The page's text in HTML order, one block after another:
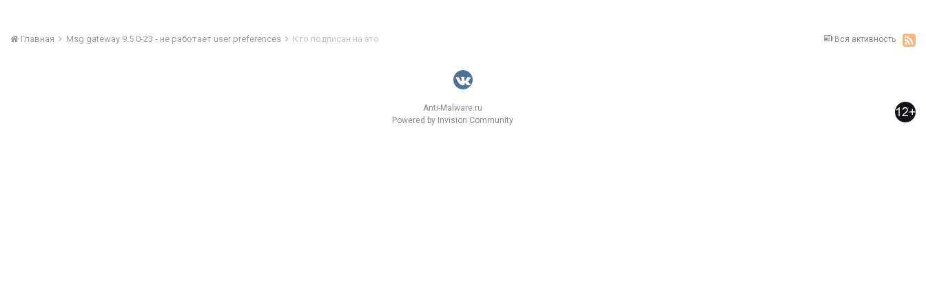
Вся активность
Главная Msg gateway 9.5.0-23 - не работает user preferences Кто подписан на это
Anti-Malware.ru
Powered by Invision Community